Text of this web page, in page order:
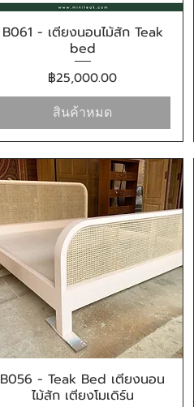
ดูข้อมูลด่วน
B061 - เตียงนอนไม้สัก Teak
bed
ราคา
฿25,000.00
สินค้าหมด
ดูข้อมูลด่วน
B056 - Teak Bed เตียงนอน
ไม้สัก เตียงโมเดิร์น